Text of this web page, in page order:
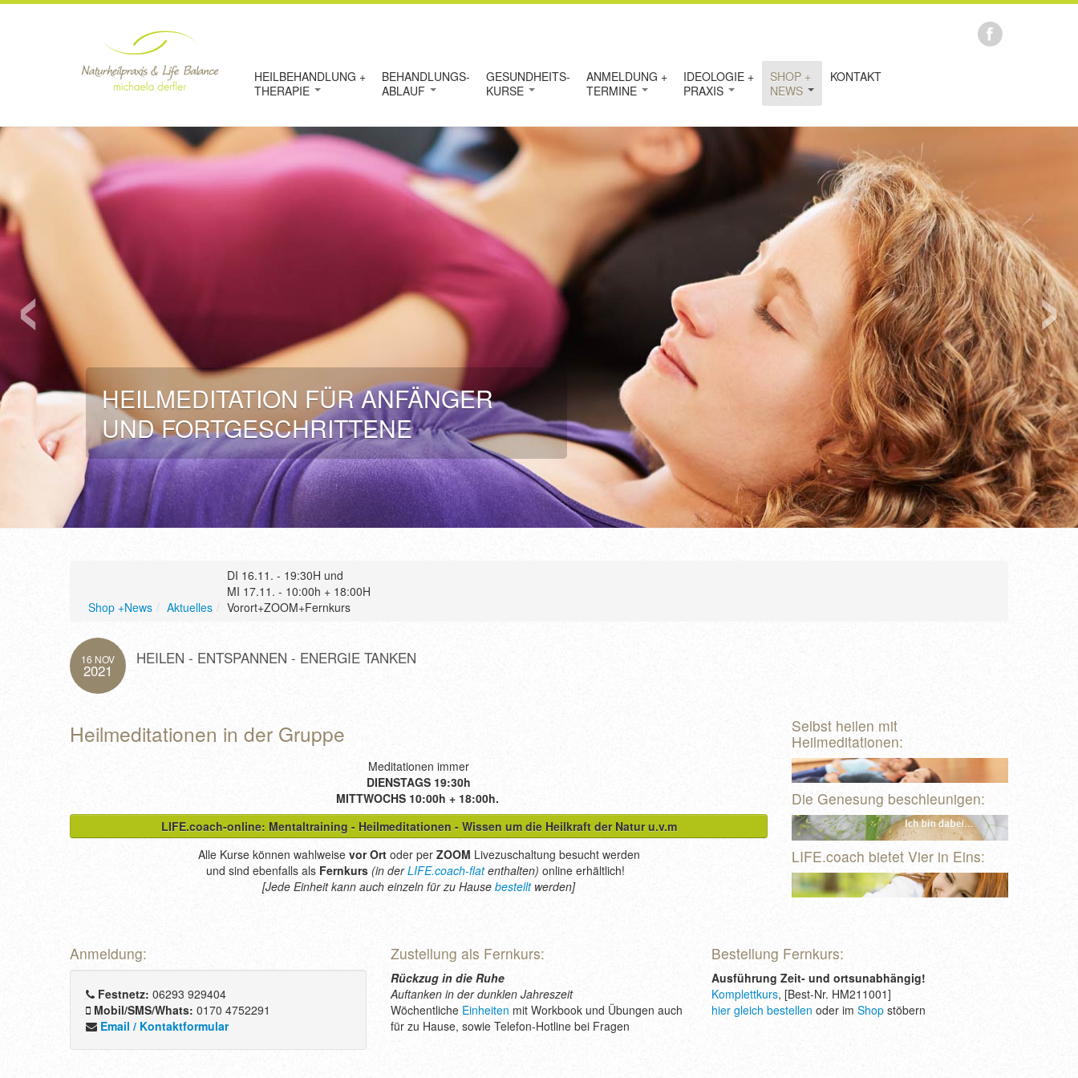
HEILBEHANDLUNG +
THERAPIE
BEHANDLUNGS-
ABLAUF
GESUNDHEITS-
KURSE
ANMELDUNG +
TERMINE
IDEOLOGIE +
PRAXIS
SHOP +
NEWS
KONTAKT
HEILMEDITATION FÜR ANFÄNGER
UND FORTGESCHRITTENE
‹ ›
Shop +News / Aktuelles /
DI 16.11. - 19:30H und
MI 17.11. - 10:00h + 18:00H
Vorort+ZOOM+Fernkurs
16 NOV
2021
HEILEN - ENTSPANNEN - ENERGIE TANKEN
Heilmeditationen in der Gruppe
Meditationen immer
DIENSTAGS 19:30h
MITTWOCHS 10:00h + 18:00h.
LIFE.coach-online: Mentaltraining - Heilmeditationen - Wissen um die Heilkraft der Natur u.v.m
Alle Kurse können wahlweise vor Ortoder per ZOOM Livezuschaltung besucht werden
und sind ebenfalls als Fernkurs (in derLIFE.coach-flatenthalten) online erhältlich!
[Jede Einheit kann auch einzeln für zu Hause bestelltwerden]
Selbst heilen mit
Heilmeditationen:
Die Genesung beschleunigen:
LIFE.coach bietet Vier in Eins:
Anmeldung:
Festnetz: 06293 929404
Mobil/SMS/Whats: 0170 4752291
Email / Kontaktformular
Zustellung als Fernkurs:
Rückzug in die Ruhe
Auftanken in der dunklen Jahreszeit
Wöchentliche Einheiten mit Workbook und Übungen auch
für zu Hause, sowie Telefon-Hotline bei Fragen
Bestellung Fernkurs:
Ausführung Zeit- und ortsunabhängig!
Komplettkurs, [Best-Nr. HM211001]
hier gleich bestellen oder im Shop stöbern